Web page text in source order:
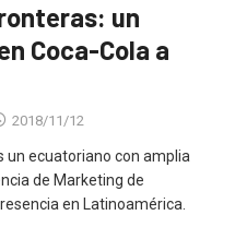
un
Coca-Cola a
2018/11/12
un ecuatoriano con amplia
de Marketing de
en Latinoamérica.